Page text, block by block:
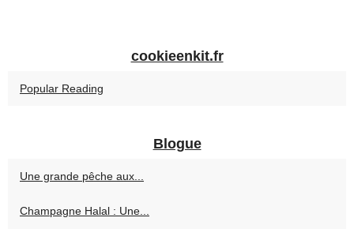
cookieenkit.fr
Popular Reading
Blogue
Une grande pêche aux...
Champagne Halal : Une...